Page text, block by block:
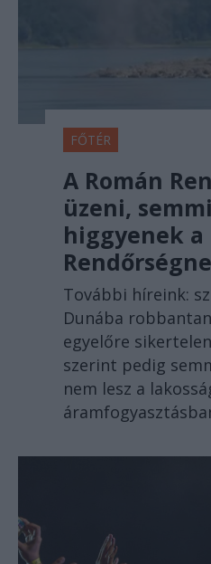
FŐTÉR
A Román
üzeni,
higgyenek a
További híreink:
Dunába
egyelőre
szerint pedig
nem lesz a